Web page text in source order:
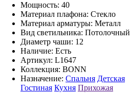
Мощность: 40
Материал плафона: Стекло
Материал арматуры: Металл
Вид светильника: Потолочный
Диаметр чаши: 12
Наличие: Есть
Артикул: L1647
Коллекция: BONN
Назначение: Спальня Детская
Гостиная Кухня Прихожая